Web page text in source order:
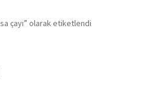
çayı” olarak etiketlendi